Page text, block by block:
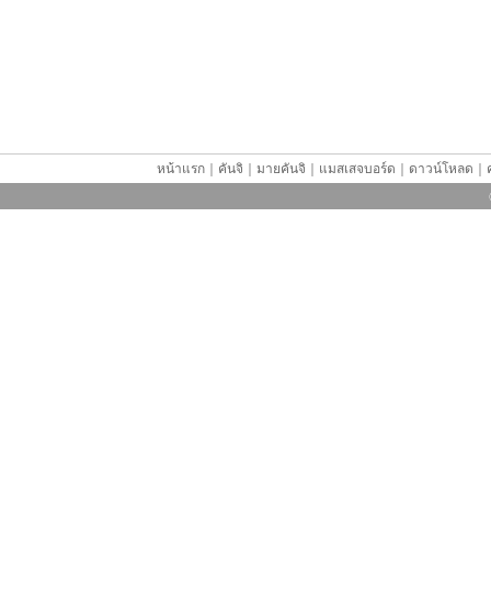
หน้าแรก ｜ คันจิ ｜ มายคันจิ ｜ แมสเสจบอร์ด ｜ ดาวน์โหลด ｜